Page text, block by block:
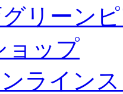
リーン
ョップ
ライン